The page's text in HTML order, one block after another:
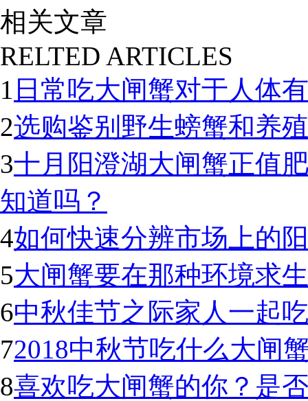
相关文章
RELTED ARTICLES
1 日常吃大闸蟹对于人体
2选购鉴别野生螃蟹和养
3十月阳澄湖大闸蟹正值
知道吗？
4如何快速分辨市场上的
5大闸蟹要在那种环境求
6中秋佳节之际家人一起
72018中秋节吃什么大闸
8喜欢吃大闸蟹的你？是